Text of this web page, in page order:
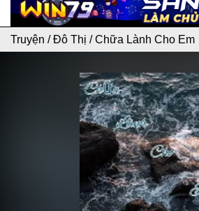
Truyện /Đô Thị /Chữa Lành Cho Em